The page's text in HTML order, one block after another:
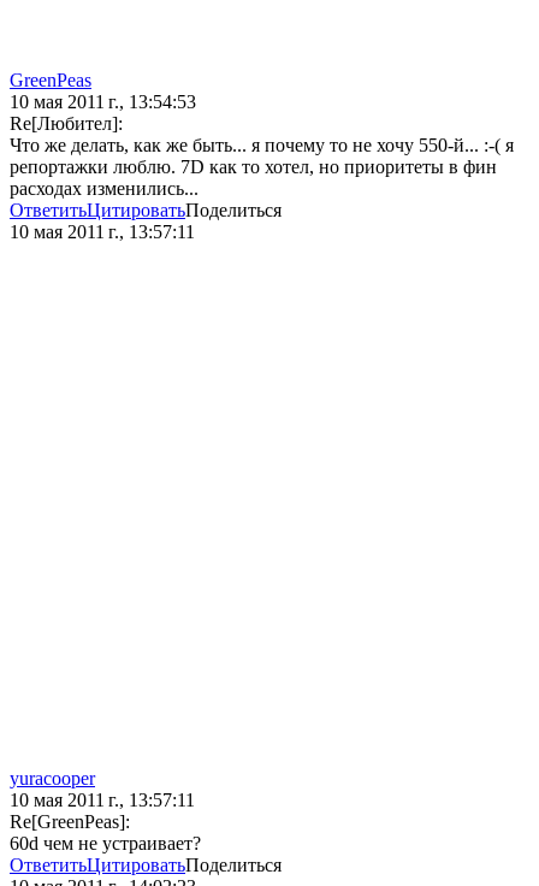
GreenPeas
10 мая 2011 г., 13:54:53
Re[Любител]:
Что же делать, как же быть... я почему то не хочу 550-й... :-( я
репортажки люблю. 7D как то хотел, но приоритеты в фин
расходах изменились...
ОтветитьЦитироватьПоделиться
10 мая 2011 г., 13:57:11
yuracooper
10 мая 2011 г., 13:57:11
Re[GreenPeas]:
60d чем не устраивает?
ОтветитьЦитироватьПоделиться